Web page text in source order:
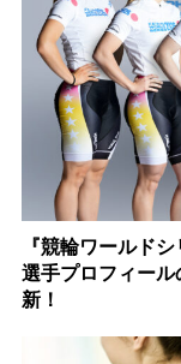
『競輪ワールド
選手プロフィー
新！